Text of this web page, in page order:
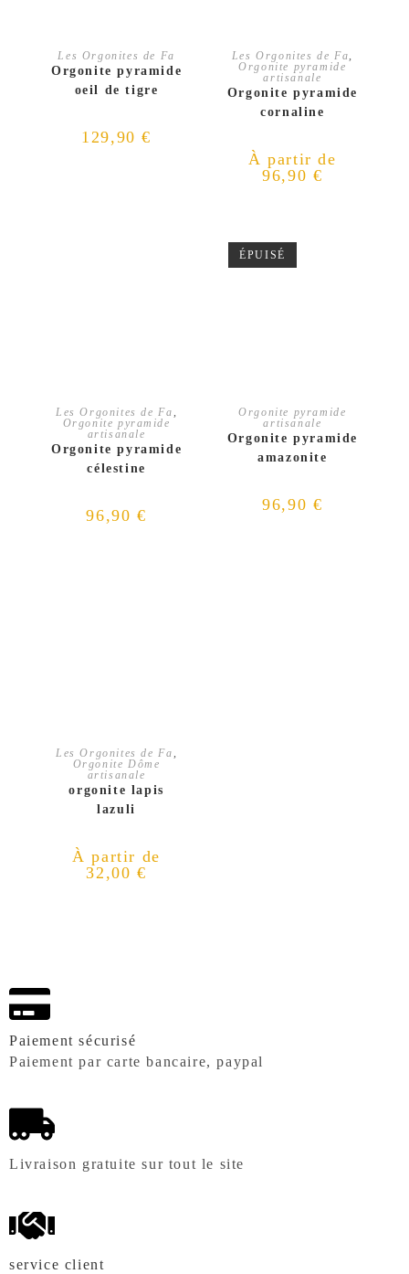
AJOUTER AU PANIER
Les Orgonites de Fa
Orgonite pyramide
oeil de tigre
129,90€
CHOIX DES OPTIONS
Les Orgonites de Fa
Orgonite pyramide
artisanale
Orgonite pyramide
cornaline
À partir de
96,90 €
AJOUTER AU PANIER
Les Orgonites de Fa,
Orgonite pyramide
artisanale
Orgonite pyramide
célestine
96,90€
ÉPUISÉ
LIRE LA SUITE
Orgonite pyramide
artisanale
Orgonite pyramide
amazonite
96,90 €
CHOIX DES OPTIONS
Les Orgonites de Fa,
Orgonite Dôme
artisanale
orgonite lapis
lazuli
À partir de
32,00€
Paiement sécurisé
Paiement par carte bancaire, paypal
Livraison gratuite sur tout le site
service client